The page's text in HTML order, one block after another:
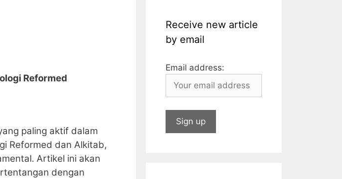
Reformed
paling aktif dalam
Reformed dan Alkitab,
Artikel ini akan
dengan
Receive new article
by email
Email address: